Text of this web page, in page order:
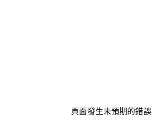
頁面發生未預期的錯誤